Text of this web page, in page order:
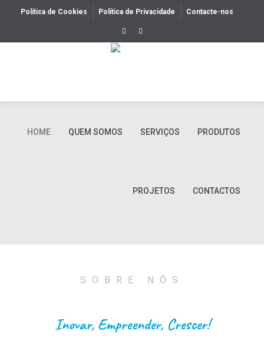
Política de Cookies Política de Privacidade Contacte-nos
HOME QUEM SOMOS SERVIÇOS PRODUTOS
PROJETOS CONTACTOS
SOBRE NÓS
Inovar, Empreender, Crescer!